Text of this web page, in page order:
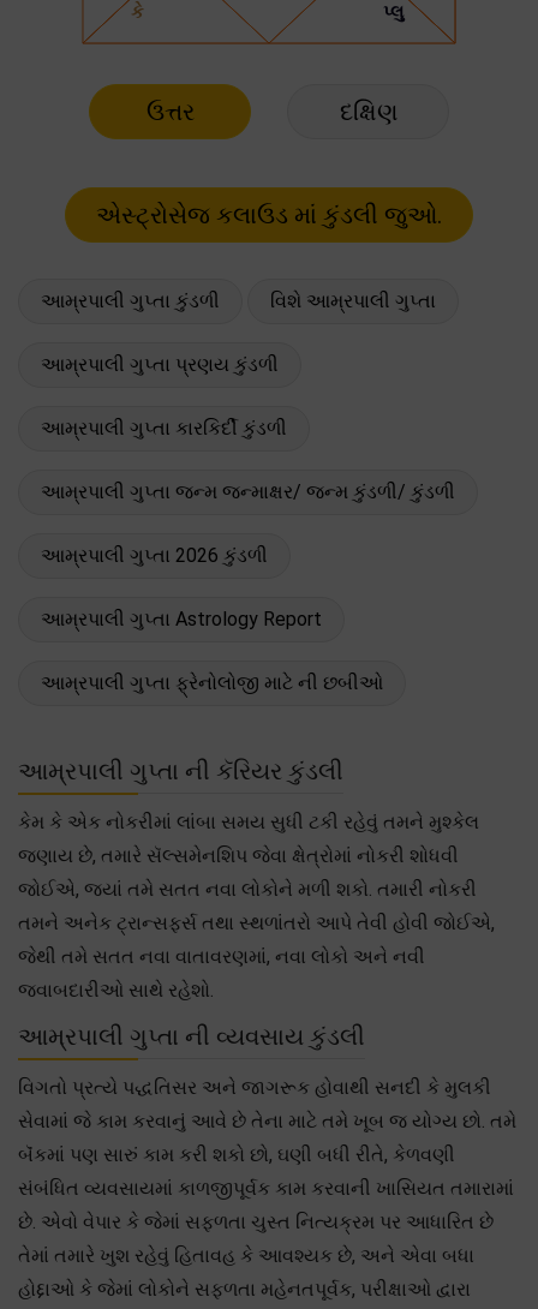
ઉત્તર દક્ષિણ
આમ્રપાલી ગુપ્તા કુંડળી વિશે આમ્રપાલી ગુપ્તા
આમ્રપાલી ગુપ્તા પ્રણય કુંડળી
આમ્રપાલી ગુપ્તા કારકિર્દી કુંડળી
આમ્રપાલી ગુપ્તા જન્મ જન્માક્ષર/ જન્મ કુંડળી/ કુંડળી
આમ્રપાલી ગુપ્તા 2026 કુંડળી
આમ્રપાલી ગુપ્તા Astrology Report
આમ્રપાલી ગુપ્તા ફ્રેનોલોજી માટે ની છબીઓ
આમ્રપાલી ગુપ્તા ની કૅરિયર કુંડલી
કેમ કે એક નોકરીમાં લાંબા સમય સુધી ટકી રહેવું તમને મુશ્કેલ
જણાય છે, તમારે સૅલ્સમેનશિપ જેવા ક્ષેત્રોમાં નોકરી શોધવી
જોઈએ, જ્યાં તમે સતત નવા લોકોને મળી શકો. તમારી નોકરી
તમને અનેક ટ્રાન્સફર્સ તથા સ્થળાંતરો આપે તેવી હોવી જોઈએ,
જેથી તમે સતત નવા વાતાવરણમાં, નવા લોકો અને નવી
જવાબદારીઓ સાથે રહેશો.
આમ્રપાલી ગુપ્તા ની વ્યવસાય કુંડલી
વિગતો પ્રત્યે પદ્ધતિસર અને જાગરૂક હોવાથી સનદી કે મુલકી
સેવામાં જે કામ કરવાનું આવે છે તેના માટે તમે ખૂબ જ યોગ્ય છો. તમે
બૅંકમાં પણ સારું કામ કરી શકો છો, ઘણી બધી રીતે, કેળવણી
સંબંધિત વ્યવસાયમાં કાળજીપૂર્વક કામ કરવાની ખાસિયત તમારામાં
છે. એવો વેપાર કે જેમાં સફળતા ચુસ્ત નિત્યક્રમ પર આધારિત છે
તેમાં તમારે ખુશ રહેવું હિતાવહ કે આવશ્યક છે, અને એવા બધા
હોદ્દાઓ કે જેમાં લોકોને સફળતા મહેનતપૂર્વક, પરીક્ષાઓ દ્વારા